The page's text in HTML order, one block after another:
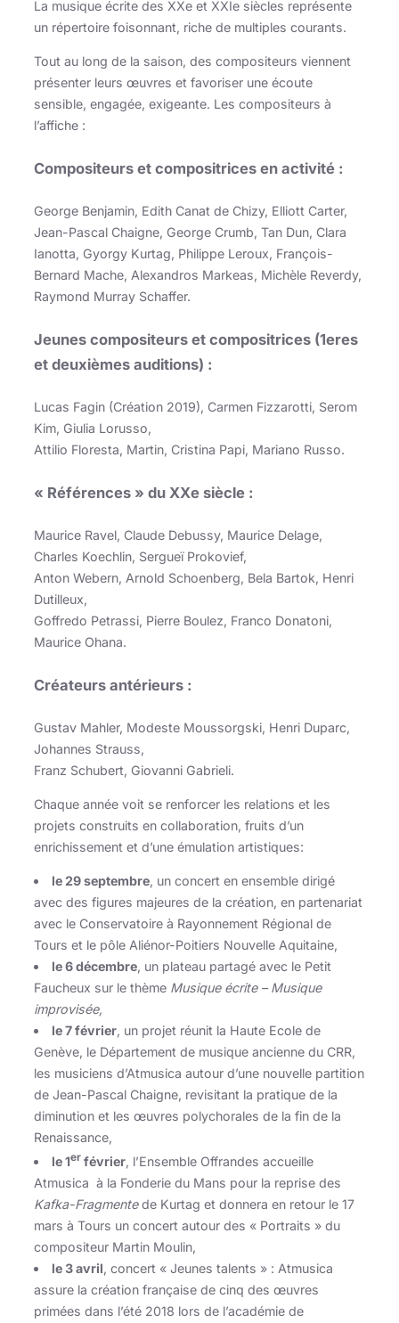
La musique écrite des XXe et XXIe siècles représente
un répertoire foisonnant, riche de multiples courants.
Tout au long de la saison, des compositeurs viennent
présenter leurs œuvres et favoriser une écoute
sensible, engagée, exigeante. Les compositeurs à
l’affiche :
Compositeurs et compositrices en activité :
George Benjamin, Edith Canat de Chizy, Elliott Carter,
Jean-Pascal Chaigne, George Crumb, Tan Dun, Clara
Ianotta, Gyorgy Kurtag, Philippe Leroux, François-
Bernard Mache, Alexandros Markeas, Michèle Reverdy,
Raymond Murray Schaffer.
Jeunes compositeurs et compositrices (1eres
et deuxièmes auditions) :
Lucas Fagin (Création 2019), Carmen Fizzarotti, Serom
Kim, Giulia Lorusso,
Attilio Floresta, Martin, Cristina Papi, Mariano Russo.
« Références » du XXe siècle :
Maurice Ravel, Claude Debussy, Maurice Delage,
Charles Koechlin, Sergueï Prokovief,
Anton Webern, Arnold Schoenberg, Bela Bartok, Henri
Dutilleux,
Goffredo Petrassi, Pierre Boulez, Franco Donatoni,
Maurice Ohana.
Créateurs antérieurs :
Gustav Mahler, Modeste Moussorgski, Henri Duparc,
Johannes Strauss,
Franz Schubert, Giovanni Gabrieli.
Chaque année voit se renforcer les relations et les
projets construits en collaboration, fruits d’un
enrichissement et d’une émulation artistiques:
le 29 septembre, un concert en ensemble dirigé
avec des figures majeures de la création, en partenariat
avec le Conservatoire à Rayonnement Régional de
Tours et le pôle Aliénor-Poitiers Nouvelle Aquitaine,
le 6 décembre, un plateau partagé avec le Petit
Faucheux sur le thème Musique écrite – Musique
improvisée,
le 7 février, un projet réunit la Haute Ecole de
Genève, le Département de musique ancienne du CRR,
les musiciens d’Atmusica autour d’une nouvelle partition
de Jean-Pascal Chaigne, revisitant la pratique de la
diminution et les œuvres polychorales de la fin de la
Renaissance,
le 1er février, l’Ensemble Offrandes accueille
Atmusica à la Fonderie du Mans pour la reprise des
Kafka-Fragmentede Kurtag et donnera en retour le 17
mars à Tours un concert autour des « Portraits » du
compositeur Martin Moulin,
le 3 avril, concert « Jeunes talents » : Atmusica
assure la création française de cinq des œuvres
primées dans l’été 2018 lors de l’académie de